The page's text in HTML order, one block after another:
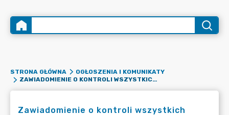
STRONA GŁÓWNA
OGŁOSZENIA I KOMUNIKATY
ZAWIADOMIENIE O KONTROLI WSZYSTKICH ZBIORNIKÓW BEZODPŁYWOWYCH ORAZ PRZYDOMOWYCH OCZYSZCZALNI ŚCIEKÓW NA TERENIE GMINY
Zawiadomienie o kontroli wszystkich